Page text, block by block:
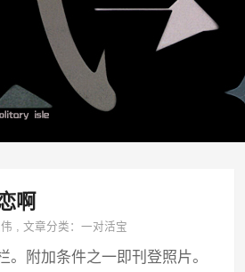
啊
,文章分类：一对活宝
。附加条件之一即刊登照片。